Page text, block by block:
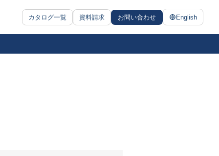
カタログ一覧 資料請求 お問い合わせ English